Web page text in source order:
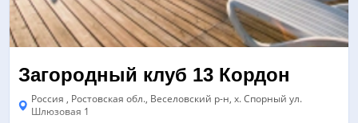
Загородный клуб 13 Кордон
Россия , Ростовская обл., Веселовский р-н, х. Спорный ул.
Шлюзовая 1